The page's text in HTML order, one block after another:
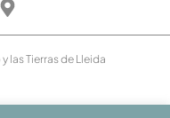
las Tierras de Lleida